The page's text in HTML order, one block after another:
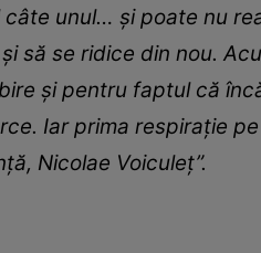
câte unul… și poate nu
să se ridice din nou.
și pentru faptul că
Iar prima respirație
Nicolae Voiculeț”.